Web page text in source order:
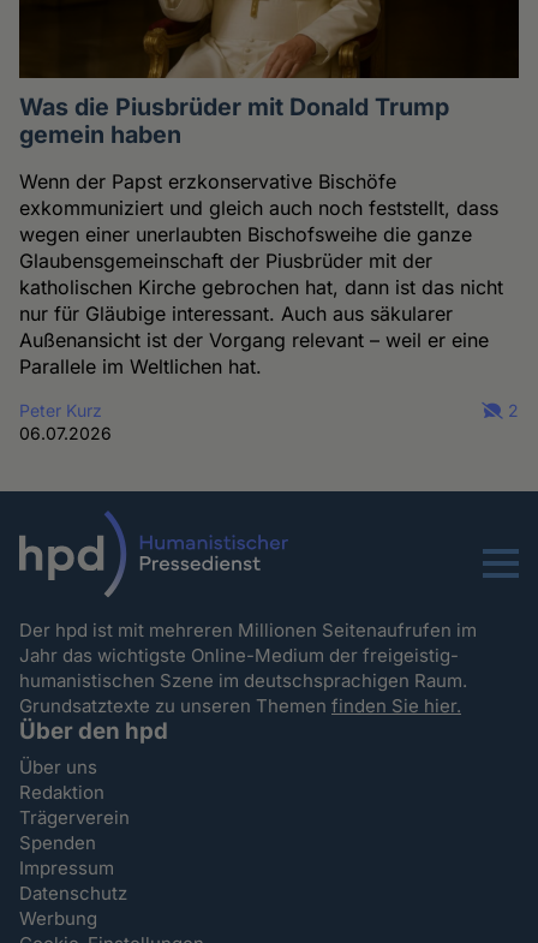
Was die Piusbrüder mit Donald Trump
gemein haben
Wenn der Papst erzkonservative Bischöfe
exkommuniziert und gleich auch noch feststellt, dass
wegen einer unerlaubten Bischofsweihe die ganze
Glaubensgemeinschaft der Piusbrüder mit der
katholischen Kirche gebrochen hat, dann ist das nicht
nur für Gläubige interessant. Auch aus säkularer
Außenansicht ist der Vorgang relevant – weil er eine
Parallele im Weltlichen hat.
Peter Kurz
06.07.2026
2
Menu
Der hpd ist mit mehreren Millionen Seitenaufrufen im
Jahr das wichtigste Online-Medium der freigeistig-
humanistischen Szene im deutschsprachigen Raum.
Grundsatztexte zu unseren Themenfinden Sie hier.
Über den hpd
Über uns
Redaktion
Trägerverein
Spenden
Impressum
Datenschutz
Werbung